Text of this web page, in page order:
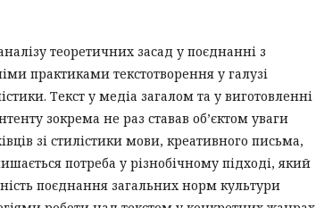
теоретичних засад у поєднанні з
практиками текстотворення у галузі
Текст у медіа загалом та у виготовленні
зокрема не раз ставав об’єктом уваги
зі стилістики мови, креативного письма,
потреба у різнобічному підході, який
поєднання загальних норм культури